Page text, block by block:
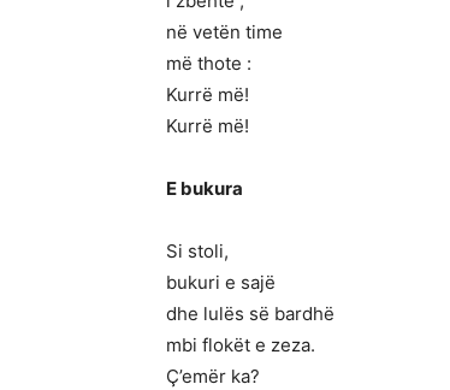
në vetën time
më thote :
Kurrë më!
Kurrë më!
E bukura
Si stoli,
bukuri e sajë
dhe lulës së bardhë
mbi flokët e zeza.
Ç’emër ka?